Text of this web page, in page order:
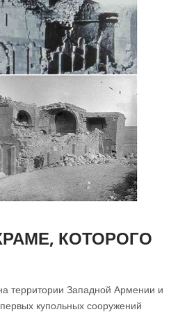
КОТОРОГО
территории Западной Армении и
купольных сооружений